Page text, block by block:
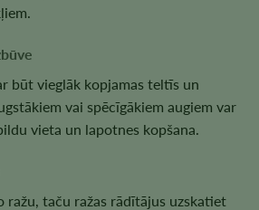
būt vieglāk kopjamas teltīs un
vai spēcīgākiem augiem var
vieta un lapotnes kopšana.
ražu, taču ražas rādītājus uzskatiet